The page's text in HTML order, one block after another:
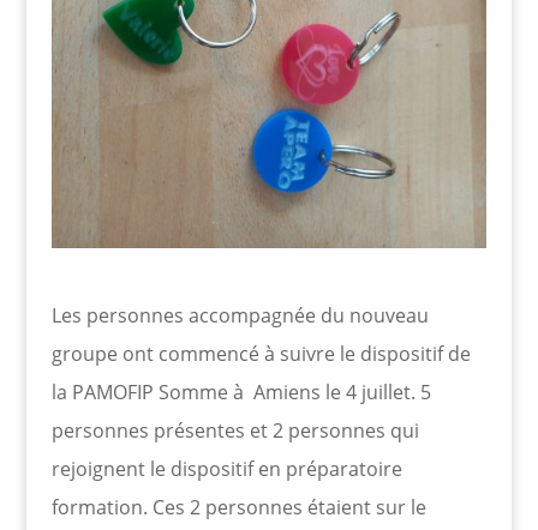
Les personnes accompagnée du nouveau
groupe ont commencé à suivre le dispositif de
la PAMOFIP Somme à Amiens le 4 juillet. 5
personnes présentes et 2 personnes qui
rejoignent le dispositif en préparatoire
formation. Ces 2 personnes étaient sur le